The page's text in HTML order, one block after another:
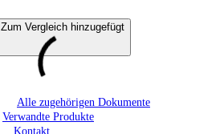
Zum Vergleich hinzugefügt
Alle zugehörigen Dokumente
Verwandte Produkte
Kontakt